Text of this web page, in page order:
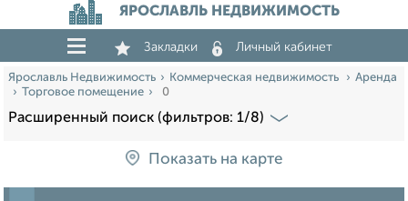
ЯРОСЛАВЛЬ НЕДВИЖИМОСТЬ
Закладки Личный кабинет
Ярославль Недвижимость Коммерческая недвижимость
Аренда
Торговое помещение
0
Расширенный поиск (фильтров: 1/8)
Показать на карте